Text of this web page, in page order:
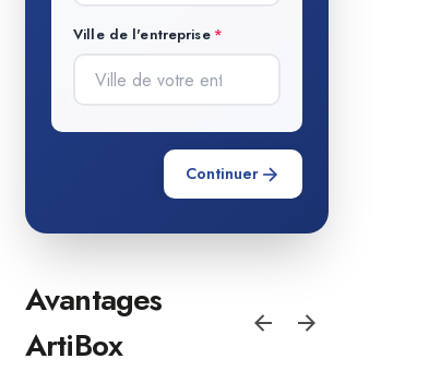
Ville de l'entreprise
Continuer
Avantages
ArtiBox